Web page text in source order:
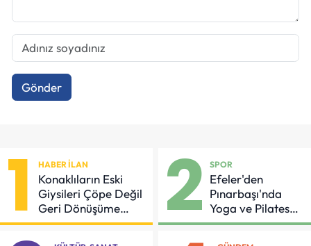
Gönder
1 HABER İLAN
Konaklıların Eski
Giysileri Çöpe Değil
Geri Dönüşüme
Gidiyor
2 SPOR
Efeler'den
Pınarbaşı'nda
Yoga ve Pilates
Buluşması